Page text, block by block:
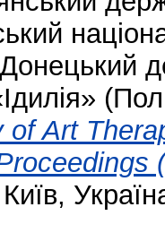
Донецький
of Art